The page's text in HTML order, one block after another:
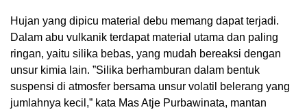
Hujan yang dipicu material debu memang dapat terjadi.
Dalam abu vulkanik terdapat material utama dan paling
ringan, yaitu silika bebas, yang mudah bereaksi dengan
unsur kimia lain. ”Silika berhamburan dalam bentuk
suspensi di atmosfer bersama unsur volatil belerang yang
jumlahnya kecil,” kata Mas Atje Purbawinata, mantan